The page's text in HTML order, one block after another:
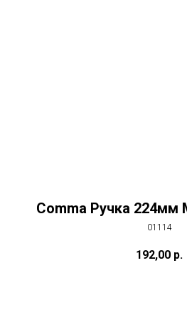
Comma Ручка
01114
192,00 р.